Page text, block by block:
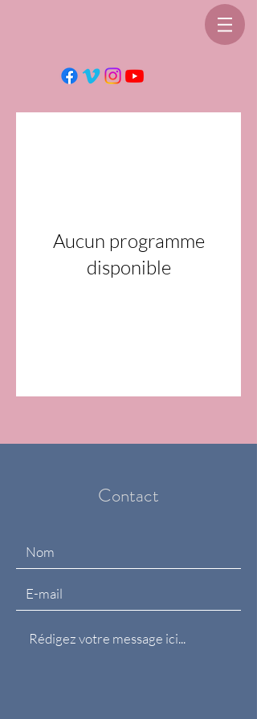
Aucun programme
disponible
Contact